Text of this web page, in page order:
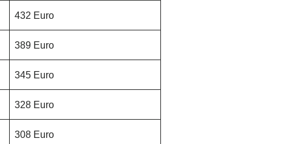
432 Euro
389 Euro
345 Euro
328 Euro
308 Euro